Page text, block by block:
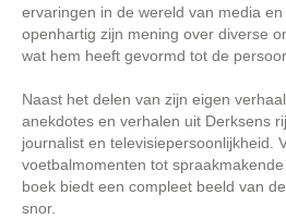
ervaringen in de wereld van media
openhartig zijn mening over diverse
wat hem heeft gevormd tot de
Naast het delen van zijn eigen
anekdotes en verhalen uit Derksens
journalist en televisiepersoonlijkheid.
voetbalmomenten tot
boek biedt een compleet beeld van
snor.